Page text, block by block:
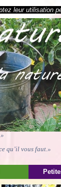
leur utilisation
qu’il vous faut.»